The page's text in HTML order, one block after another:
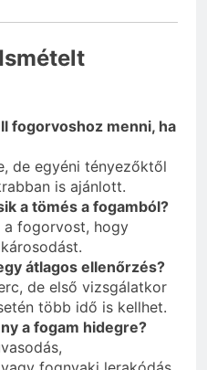
fogorvoshoz menni, ha
de egyéni tényezőktől
is ajánlott.
a tömés a fogamból?
a fogorvost, hogy
átlagos ellenőrzés?
de első vizsgálatkor
több idő is kellhet.
a fogam hidegre?